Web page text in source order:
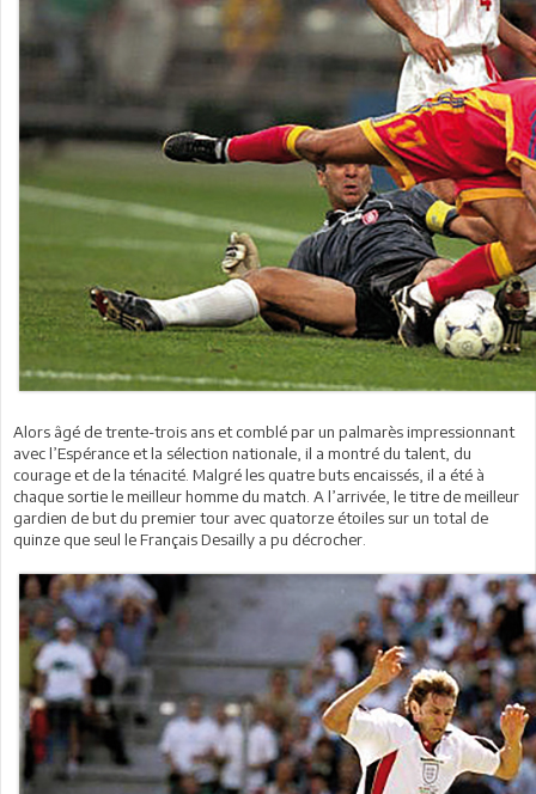
Alors âgé de trente-trois ans et comblé par un palmarès impressionnant
avec l’Espérance et la sélection nationale, il a montré du talent, du
courage et de la ténacité. Malgré les quatre buts encaissés, il a été à
chaque sortie le meilleur homme du match. A l’arrivée, le titre de meilleur
gardien de but du premier tour avec quatorze étoiles sur un total de
quinze que seul le Français Desailly a pu décrocher.